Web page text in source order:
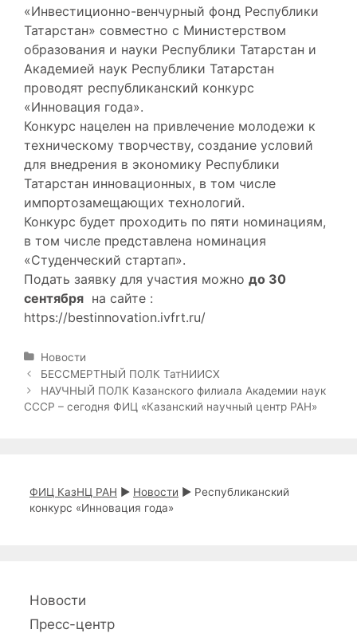
«Инвестиционно-венчурный фонд Республики
Татарстан» совместно с Министерством
образования и науки Республики Татарстан и
Академией наук Республики Татарстан
проводят республиканский конкурс
«Инновация года».
Конкурс нацелен на привлечение молодежи к
техническому творчеству, создание условий
для внедрения в экономику Республики
Татарстан инновационных, в том числе
импортозамещающих технологий.
Конкурс будет проходить по пяти номинациям,
в том числе представлена номинация
«Студенческий стартап».
Подать заявку для участия можно до 30
сентября на сайте :
https://bestinnovation.ivfrt.ru/
Р
у
б
р
Новости
Н
а
в
я
БЕССМЕРТНЫЙ ПОЛК ТатНИИСХ
НАУЧНЫЙ ПОЛК Казанского филиала Академии наук
СССР – сегодня ФИЦ «Казанский научный центр РАН»
ФИЦ КазНЦ РАН ► Новости ► Республиканский
конкурс «Инновация года»
Новости
Пресс-центр